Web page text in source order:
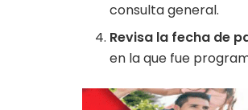
consulta general.
Revisa la fecha de
en la que fue